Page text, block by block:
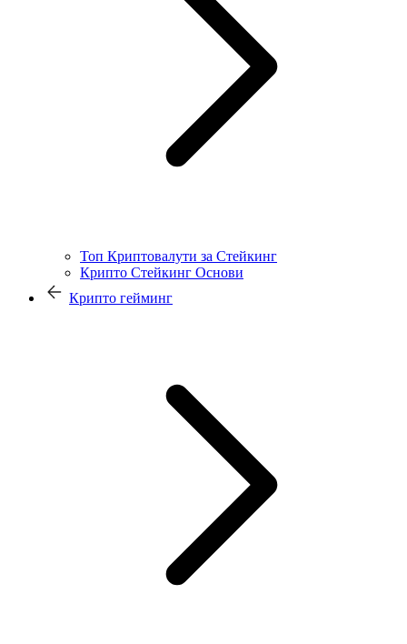
Топ Криптовалути за Стейкинг
Крипто Стейкинг Основи
Крипто гейминг